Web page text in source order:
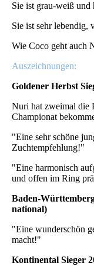
Sie ist grau-weiß und
Sie ist sehr lebendig,
Wie Coco geht auch
Auszeichnungen:
Goldener Herbst
Nuri hat zweimal die
Championat
"Eine sehr schöne
Zuchtempfehlung!"
"Eine harmonisch
und offen im Ring
Baden-
national)
"Eine wunderschön
macht!"
Kontinental Sieger